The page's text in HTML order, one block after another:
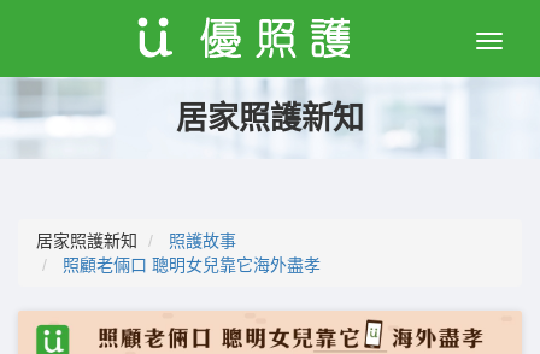
Toggle
居家照護新知
居家照護新知
照護故事
照顧老倆口 聰明女兒靠它海外盡孝